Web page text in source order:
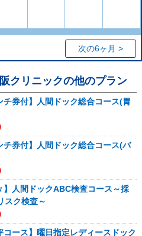
次の6ヶ月 >
クリニックの他のプラン
チ券付】人間ドック総合コース(胃
チ券付】人間ドック総合コース(バ
】人間ドックABC検査コース～採
スク検査～
ース】曜日指定レディースドック